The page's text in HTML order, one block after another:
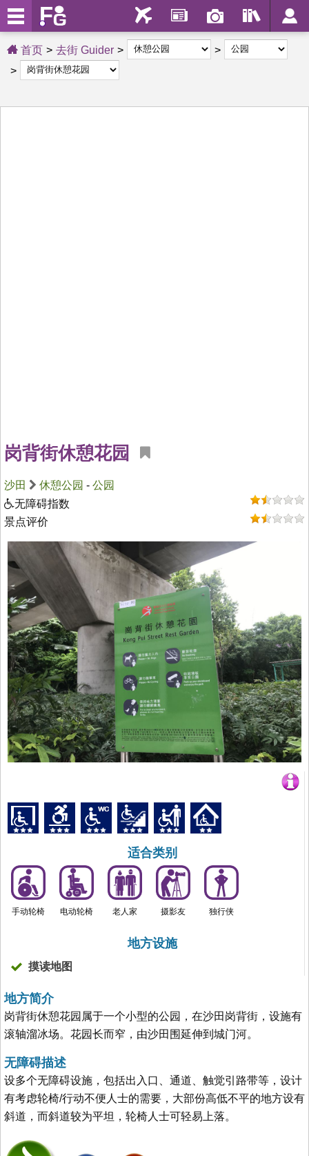
首页 去街 Guider
岗背街休憩花园
沙田 休憩公园 - 公园
无障碍指数
景点评价
适合类别
手动轮椅 电动轮椅 老人家 摄影友 独行侠
地方设施
摸读地图
地方简介
岗背街休憩花园属于一个小型的公园，在沙田岗背街，设施有
滚轴溜冰场。花园长而窄，由沙田围延伸到城门河。
无障碍描述
设多个无障碍设施，包括出入口、通道、触觉引路带等，设计
有考虑轮椅/行动不便人士的需要，大部份高低不平的地方设有
斜道，而斜道较为平坦，轮椅人士可轻易上落。